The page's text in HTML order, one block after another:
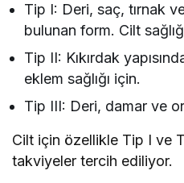
Tip I: Deri, saç, tırnak
bulunan form. Cilt
Tip II: Kıkırdak
eklem sağlığı için.
Tip III: Deri, damar ve
Cilt için özellikle Tip I ve
takviyeler tercih ediliyor.